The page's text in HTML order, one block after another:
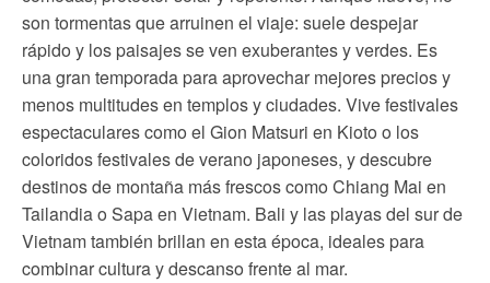
son tormentas que arruinen el viaje: suele despejar
rápido y los paisajes se ven exuberantes y verdes. Es
una gran temporada para aprovechar mejores precios y
menos multitudes en templos y ciudades. Vive festivales
espectaculares como el Gion Matsuri en Kioto o los
coloridos festivales de verano japoneses, y descubre
destinos de montaña más frescos como Chiang Mai en
Tailandia o Sapa en Vietnam. Bali y las playas del sur de
Vietnam también brillan en esta época, ideales para
combinar cultura y descanso frente al mar.